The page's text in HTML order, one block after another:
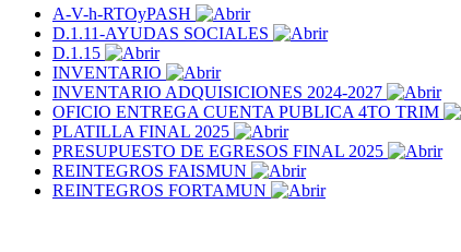
A-V-h-RTOyPASH
D.1.11-AYUDAS SOCIALES
D.1.15
INVENTARIO
INVENTARIO ADQUISICIONES 2024-2027
OFICIO ENTREGA CUENTA PUBLICA 4TO TRIM
PLATILLA FINAL 2025
PRESUPUESTO DE EGRESOS FINAL 2025
REINTEGROS FAISMUN
REINTEGROS FORTAMUN